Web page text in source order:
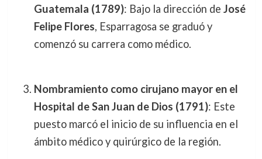
Guatemala (1789): Bajo la dirección de José
Felipe Flores, Esparragosa se graduó y
comenzó su carrera como médico.
Nombramiento como cirujano mayor en el
Hospital de San Juan de Dios (1791): Este
puesto marcó el inicio de su influencia en el
ámbito médico y quirúrgico de la región.